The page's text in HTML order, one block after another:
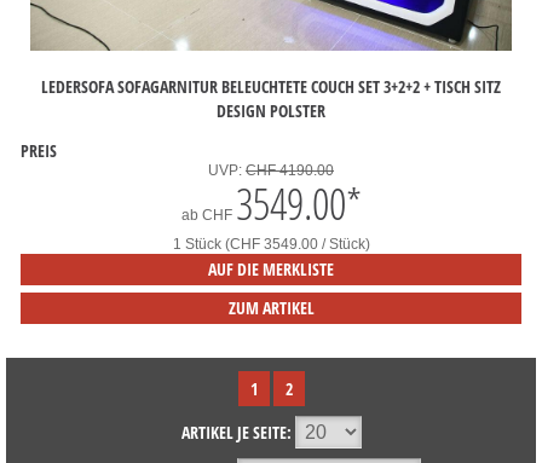
LEDERSOFA SOFAGARNITUR BELEUCHTETE COUCH SET 3+2+2 + TISCH SITZ
DESIGN POLSTER
PREIS
UVP: CHF 4190.00
ab CHF 3549.00*
1 Stück (CHF 3549.00 / Stück)
AUF DIE MERKLISTE
ZUM ARTIKEL
1
2
ARTIKEL JE SEITE: